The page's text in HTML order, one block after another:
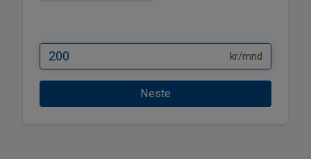
kr/mnd
Neste